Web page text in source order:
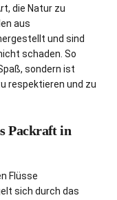
die Natur zu
aus
und sind
schaden. So
sondern ist
respektieren und zu
Packraft in
Flüsse
sich durch das